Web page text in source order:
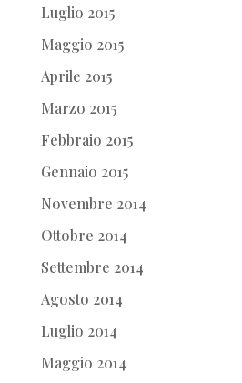
Luglio 2015
Maggio 2015
Aprile 2015
Marzo 2015
Febbraio 2015
Gennaio 2015
Novembre 2014
Ottobre 2014
Settembre 2014
Agosto 2014
Luglio 2014
Maggio 2014